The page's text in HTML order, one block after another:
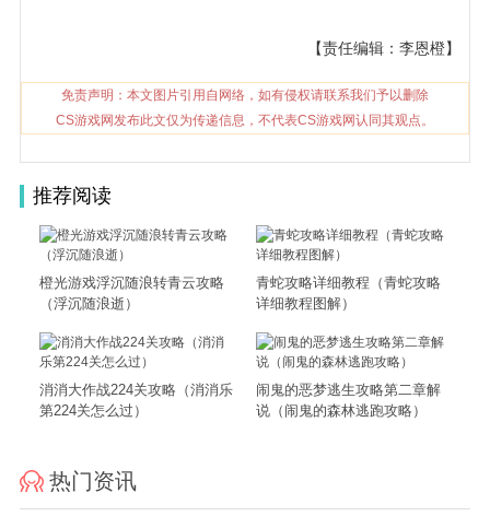
【责任编辑：李恩橙】
免责声明：本文图片引用自网络，如有侵权请联系我们予以删除
CS游戏网发布此文仅为传递信息，不代表CS游戏网认同其观点。
推荐阅读
橙光游戏浮沉随浪转青云攻略
（浮沉随浪逝）
青蛇攻略详细教程（青蛇攻略
详细教程图解）
消消大作战224关攻略（消消乐
第224关怎么过）
闹鬼的恶梦逃生攻略第二章解
说（闹鬼的森林逃跑攻略）
热门资讯